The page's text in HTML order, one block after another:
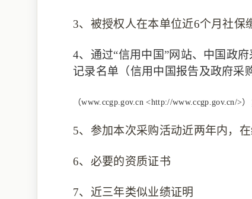
3、 被授权人在本单位近6个月社保
4、 通过“信用中国”网站、中国政
记录名单（信用中国报告及政府采
（www.ccgp.gov.cn <http://www.ccgp.gov.cn/>）
5、参加本次采购活动近两年内，
6、必要的资质证书
7、近三年类似业绩证明